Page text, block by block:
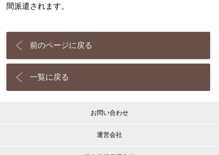
間派遣されます。
前のページに戻る
一覧に戻る
お問い合わせ
運営会社